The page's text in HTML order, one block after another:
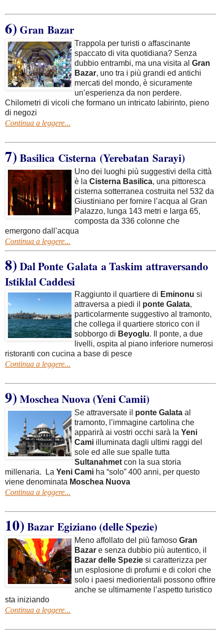
6)Gran Bazar
Trappola per turisti o affascinante
spaccato di vita quotidiana? Senza
dubbio entrambi, ma una visita al Gran
Bazar, uno tra i più grandi ed antichi
mercati del mondo, è sicuramente
un’esperienza da non perdere.
Chilometri di vicoli che formano un intricato labirinto, pieno
di negozi
Continua a leggere...
7)Basilica Cisterna (Yerebatan Sarayi)
Uno dei luoghi più suggestivi della città
è la Cisterna Basilica, una pittoresca
cisterna sotterranea costruita nel 532 da
Giustiniano per fornire l’acqua al Gran
Palazzo, lunga 143 metri e larga 65,
composta da 336 colonne che
emergono dall’acqua
Continua a leggere...
8)Dal Ponte Galata a Taskim attraversando
Istiklal Caddesi
Raggiunto il quartiere di Eminonu si
attraversa a piedi il ponte Galata,
particolarmente suggestivo al tramonto,
che collega il quartiere storico con il
sobborgo di Beyoglu. Il ponte, a due
livelli, ospita al piano inferiore numerosi
ristoranti con cucina a base di pesce
Continua a leggere...
9)Moschea Nuova (Yeni Camii)
Se attraversate il ponte Galata al
tramonto, l’immagine cartolina che
apparirà ai vostri occhi sarà la Yeni
Cami illuminata dagli ultimi raggi del
sole ed alle sue spalle tutta
Sultanahmet con la sua storia
millenaria. La Yeni Cami ha “solo” 400 anni, per questo
viene denominata Moschea Nuova
Continua a leggere...
10)Bazar Egiziano (delle Spezie)
Meno affollato del più famoso Gran
Bazar e senza dubbio più autentico, il
Bazar delle Spezie si caratterizza per
un esplosione di profumi e di colori che
solo i paesi mediorientali possono offrire
anche se ultimamente l’aspetto turistico
sta iniziando
Continua a leggere...